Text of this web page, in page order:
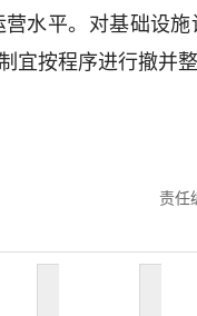
水平。对基础设
宜按程序进行撤并整
责任